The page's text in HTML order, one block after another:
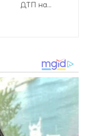
ДТП на...